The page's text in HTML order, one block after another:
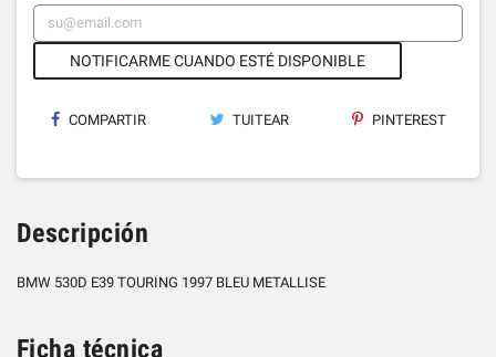
NOTIFICARME CUANDO ESTÉ DISPONIBLE
COMPARTIR TUITEAR PINTEREST
Descripción
BMW 530D E39 TOURING 1997 BLEU METALLISE
Ficha técnica